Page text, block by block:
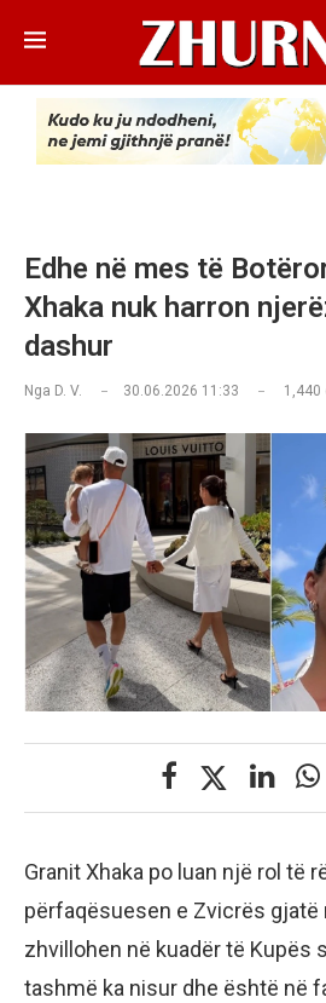
Edhe në mes të
Xhaka nuk harron
dashur
Nga D. V. 30.06.2026 11:33 1,440
Granit Xhaka po luan një rol të
përfaqësuesen e Zvicrës gjatë
zhvillohen në kuadër të Kupës
tashmë ka nisur dhe është në